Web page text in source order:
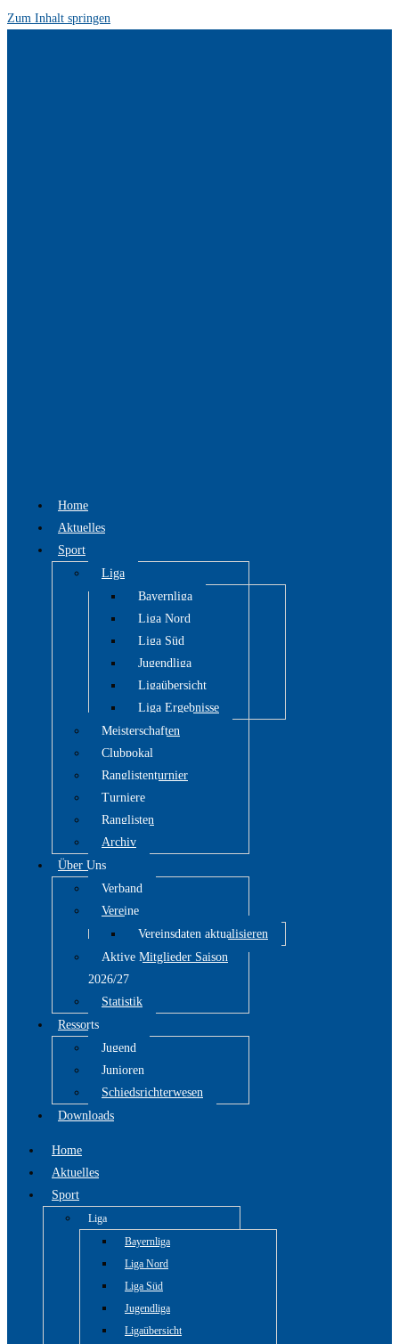
Zum Inhalt springen
Home
Aktuelles
Sport
Liga
Bayernliga
Liga Nord
Liga Süd
Jugendliga
Ligaübersicht
Liga Ergebnisse
Meisterschaften
Clubpokal
Ranglistenturnier
Turniere
Ranglisten
Archiv
Über Uns
Verband
Vereine
Vereinsdaten aktualisieren
Aktive Mitglieder Saison
2026/27
Statistik
Ressorts
Jugend
Junioren
Schiedsrichterwesen
Downloads
Home
Aktuelles
Sport
Liga
Bayernliga
Liga Nord
Liga Süd
Jugendliga
Ligaübersicht